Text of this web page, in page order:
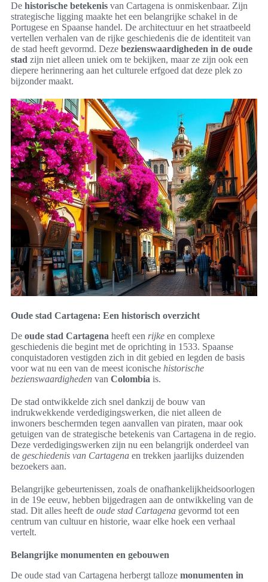
De historische betekenis van Cartagena is onmiskenbaar. Zijn
strategische ligging maakte het een belangrijke schakel in de
Portugese en Spaanse handel. De architectuur en het straatbeeld
vertellen verhalen van de rijke geschiedenis die de identiteit van
de stad heeft gevormd. Deze bezienswaardigheden in de oude
stad zijn niet alleen uniek om te bekijken, maar ze zijn ook een
diepere herinnering aan het culturele erfgoed dat deze plek zo
bijzonder maakt.
Oude stad Cartagena: Een historisch overzicht
De oude stad Cartagena heeft een rijke en complexe
geschiedenis die begint met de oprichting in 1533. Spaanse
conquistadoren vestigden zich in dit gebied en legden de basis
voor wat nu een van de meest iconische historische
bezienswaardigheden van Colombia is.
De stad ontwikkelde zich snel dankzij de bouw van
indrukwekkende verdedigingswerken, die niet alleen de
inwoners beschermden tegen aanvallen van piraten, maar ook
getuigen van de strategische betekenis van Cartagena in de regio.
Deze verdedigingswerken zijn nu een belangrijk onderdeel van
de geschiedenis van Cartagena en trekken jaarlijks duizenden
bezoekers aan.
Belangrijke gebeurtenissen, zoals de onafhankelijkheidsoorlogen
in de 19e eeuw, hebben bijgedragen aan de ontwikkeling van de
stad. Dit alles heeft de oude stad Cartagena gevormd tot een
centrum van cultuur en historie, waar elke hoek een verhaal
vertelt.
Belangrijke monumenten en gebouwen
De oude stad van Cartagena herbergt talloze monumenten in